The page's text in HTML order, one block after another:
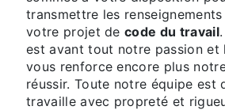
transmettre les renseignements
votre projet decode du travail
est avant tout notre passion et
vous renforce encore plus
réussir. Toute notre équipe est
travaille avec propreté et